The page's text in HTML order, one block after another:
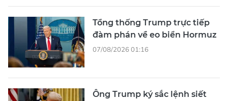
Tổng thống Trump trực tiếp
đàm phán về eo biển Hormuz
07/08/2026 01:16
Ông Trump ký sắc lệnh siết